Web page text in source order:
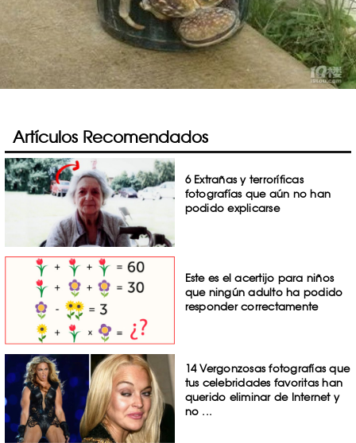
Artículos Recomendados
6 Extrañas y terroríficas
fotografías que aún no han
podido explicarse
Este es el acertijo para niños
que ningún adulto ha podido
responder correctamente
14 Vergonzosas fotografías que
tus celebridades favoritas han
querido eliminar de Internet y
no ...